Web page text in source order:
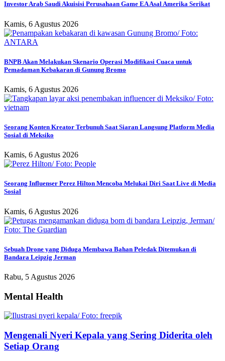
Investor Arab Saudi Akuisisi Perusahaan Game EA Asal Amerika Serikat
Kamis, 6 Agustus 2026
BNPB Akan Melakukan Skenario Operasi Modifikasi Cuaca untuk
Pemadaman Kebakaran di Gunung Bromo
Kamis, 6 Agustus 2026
Seorang Konten Kreator Terbunuh Saat Siaran Langsung Platform Media
Sosial di Meksiko
Kamis, 6 Agustus 2026
Seorang Influenser Perez Hilton Mencoba Melukai Diri Saat Live di Media
Sosial
Kamis, 6 Agustus 2026
Sebuah Drone yang Diduga Membawa Bahan Peledak Ditemukan di
Bandara Leipzig Jerman
Rabu, 5 Agustus 2026
Mental Health
Mengenali Nyeri Kepala yang Sering Diderita oleh
Setiap Orang